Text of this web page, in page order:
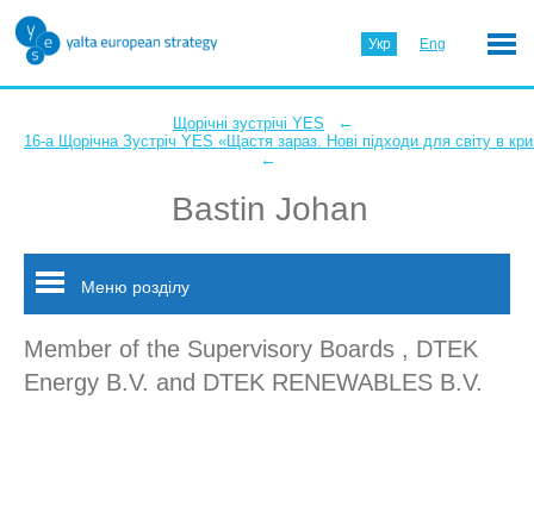
Укр Eng
Щорічні зустрічі YES ←
16-а Щорічна Зустріч YES «Щастя зараз. Нові підходи для світу в
←
Bastin Johan
Меню розділу
Member of the Supervisory Boards , DTEK
Energy B.V. and DTEK RENEWABLES B.V.